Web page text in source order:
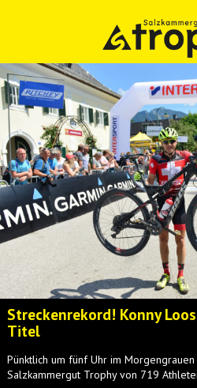
Streckenrekord! Konny
Titel
Pünktlich um fünf Uhr im
Salzkammergut Trophy von 719